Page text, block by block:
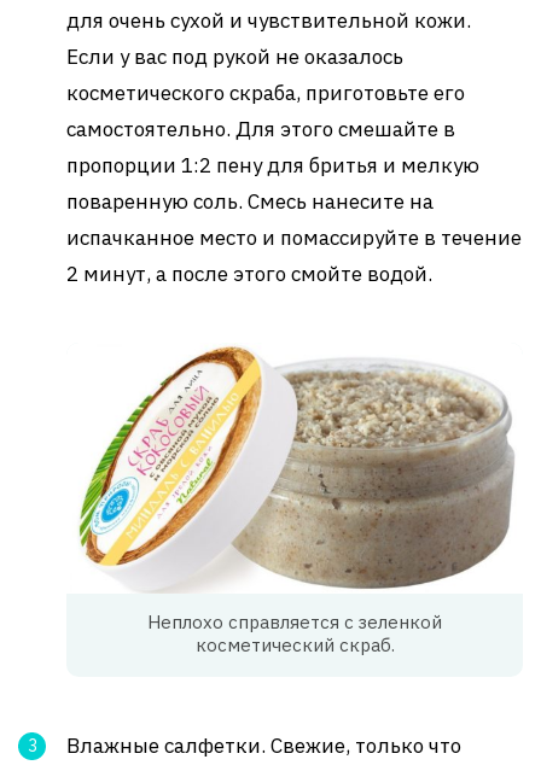
для очень сухой и чувствительной кожи.
Если у вас под рукой не оказалось
косметического скраба, приготовьте его
самостоятельно. Для этого смешайте в
пропорции 1:2 пену для бритья и мелкую
поваренную соль. Смесь нанесите на
испачканное место и помассируйте в течение
2 минут, а после этого смойте водой.
Неплохо справляется с зеленкой
косметический скраб.
Влажные салфетки. Свежие, только что